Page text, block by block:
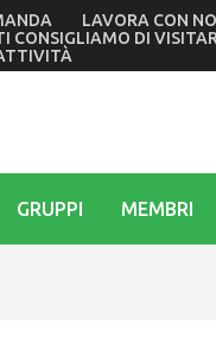
Subit Under 17 e il
LAVORA CON
CONSIGLIAMO DI
GRUPPI MEMBRI